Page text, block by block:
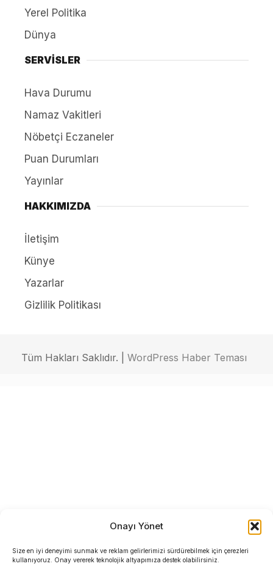
Onayı Yönet
Size en iyi deneyimi sunmak ve reklam gelirlerimizi sürdürebilmek için çerezleri
kullanıyoruz. Onay vererek teknolojik altyapımıza destek olabilirsiniz.
Yerel Politika
Dünya
SERVİSLER
Hava Durumu
Namaz Vakitleri
Nöbetçi Eczaneler
Puan Durumları
Yayınlar
HAKKIMIZDA
İletişim
Künye
Yazarlar
Gizlilik Politikası
Tüm Hakları Saklıdır. | WordPress Haber Teması